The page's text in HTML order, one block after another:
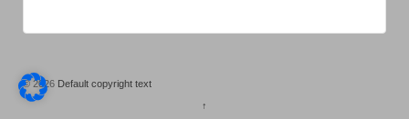
© 2026 Default copyright text
↑